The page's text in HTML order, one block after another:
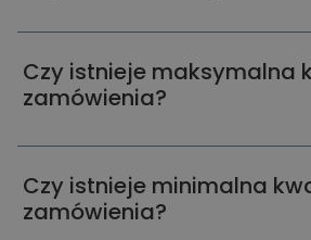
Czy istnieje maksymalna
zamówienia?
Czy istnieje minimalna
zamówienia?